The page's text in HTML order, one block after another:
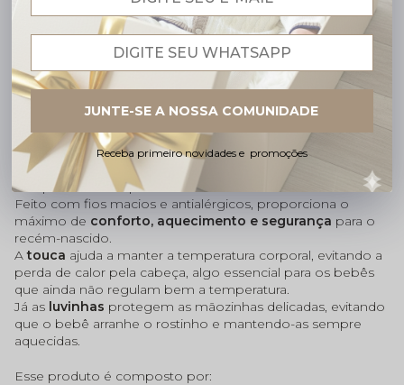
Descrição completa
Código identificador (SKU):
TOUCA E LUVINHA DE TRICÔ PARA BEBÊ – CONFORTO E
PROTEÇÃO NOS PRIMEIROS DIAS
O conjunto de touca e luvinha de tricô para bebê
indispensável nos primeiros dias de vida.
Feito com fios macios e antialérgicos, proporciona o
máximo de conforto, aquecimento e segurança para o
recém-nascido.
Atouca ajuda a manter a temperatura corporal, evitando a
perda de calor pela cabeça, algo essencial para os bebês
que ainda não regulam bem a temperatura.
Já as luvinhas protegem as mãozinhas delicadas, evitando
que o bebê arranhe o rostinho e mantendo-as sempre
aquecidas.
Esse produto é composto por:
Receba primeiro novidades e promoções
JUNTE-SE A NOSSA COMUNIDADE